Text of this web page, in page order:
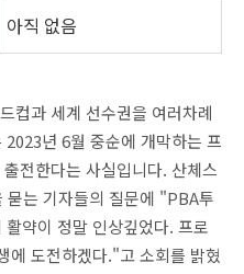
아직 없음
컵과 세계 선수권을 여러차례
년 6월 중순에 개막하는 프
전한다는 사실입니다. 산체스
묻는 기자들의 질문에 "PBA투
약이 정말 인상깊었다. 프로
에 도전하겠다."고 소회를 밝혔